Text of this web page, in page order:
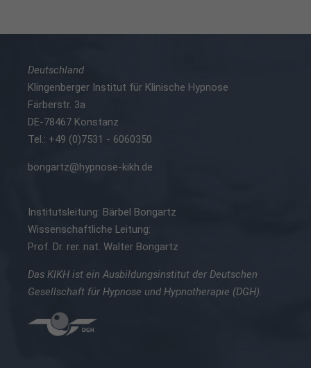
Deutschland
Klingenberger Institut für Klinische Hypnose
Färberstr. 3a
DE-78467 Konstanz
Tel.: +49 (0)7531 - 6060350
bongartz@hypnose-kikh.de
Institutsleitung: Bärbel Bongartz
Wissenschaftliche Leitung:
Prof. Dr. rer. nat. Walter Bongartz
Das KIKH ist ein Ausbildungsinstitut der Deutschen
Gesellschaft für Hypnose und Hypnotherapie (DGH).